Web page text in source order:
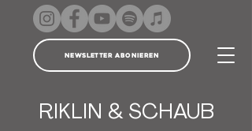
Newsletter abonieren
RIKLIN & SCHAUB